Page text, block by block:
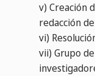
v) Creación
redacción
vi)
vii) Grupo